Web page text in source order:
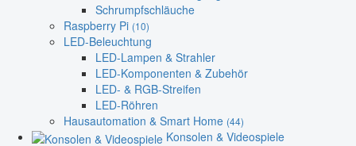
Schrumpfschläuche
Raspberry Pi (10)
LED-Beleuchtung
LED-Lampen & Strahler
LED-Komponenten & Zubehör
LED- & RGB-Streifen
LED-Röhren
Hausautomation & Smart Home (44)
Konsolen & Videospiele